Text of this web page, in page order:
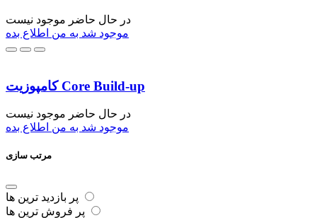
در حال حاضر موجود نیست
موجود شد به من اطلاع بده
کامپوزیت Core Build-up
در حال حاضر موجود نیست
موجود شد به من اطلاع بده
مرتب سازی
پر بازدید ترین ها
پر فروش ترین ها